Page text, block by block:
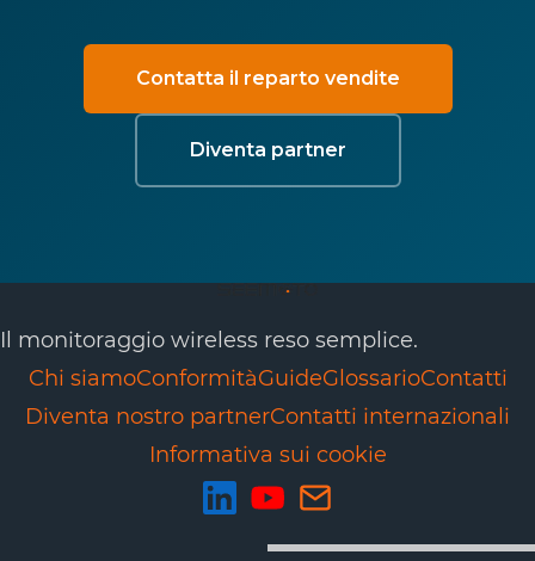
Contatta il reparto vendite
Diventa partner
Il monitoraggio wireless reso semplice.
Chi siamoConformitàGuideGlossarioContatti
Diventa nostro partnerContatti internazionali
Informativa sui cookie